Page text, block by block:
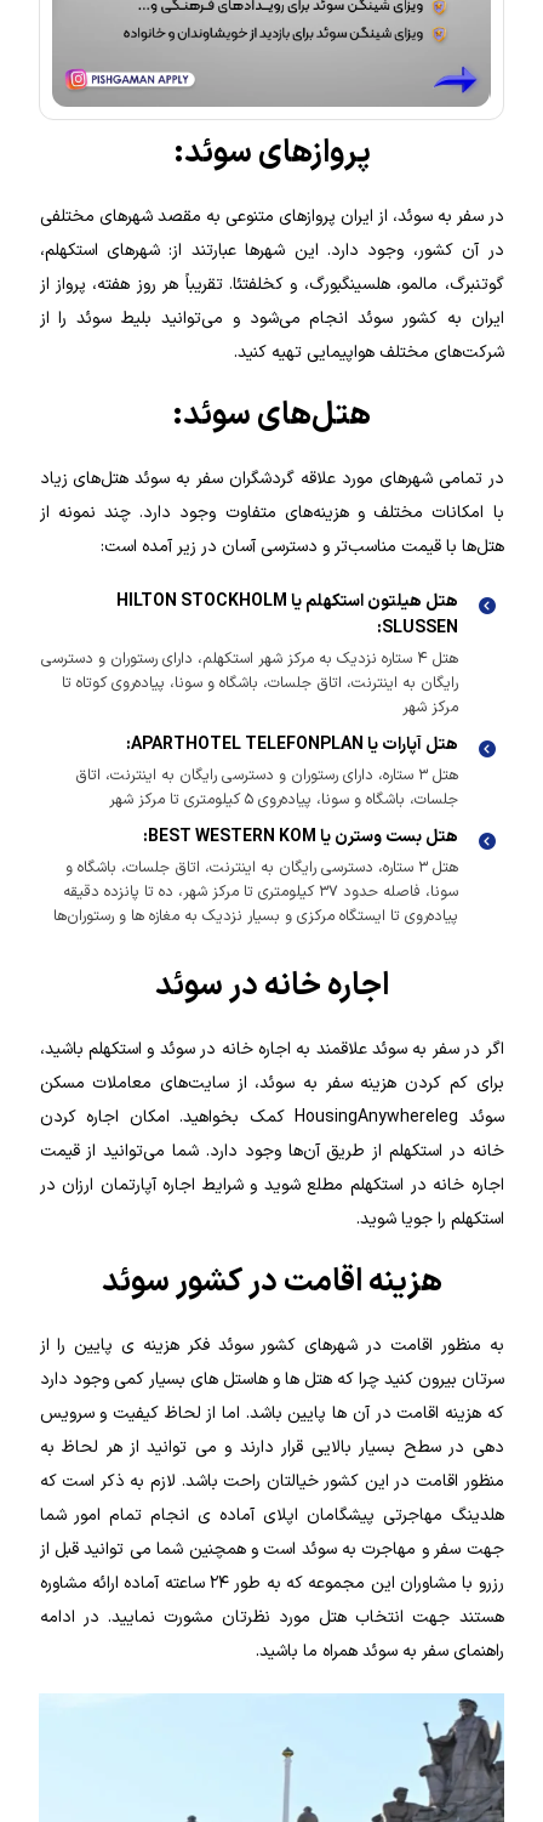
پروازهای سوئد:
در سفر به سوئد، از ایران پروازهای متنوعی به مقصد شهرهای مختلفی
در آن کشور، وجود دارد. این شهرها عبارتند از: شهرهای استکهلم،
گوتنبرگ، مالمو، هلسینگبورگ، و کخلفتئا. تقریباً هر روز هفته، پرواز از
ایران به کشور سوئد انجام می‌شود و می‌توانید بلیط سوئد را از
شرکت‌های مختلف هواپیمایی تهیه کنید.
هتل‌های سوئد:
در تمامی شهرهای مورد علاقه گردشگران سفر به سوئد هتل‌های زیاد
با امکانات مختلف و هزینه‌های متفاوت وجود دارد. چند نمونه از
هتل‌ها با قیمت مناسب‌تر و دسترسی آسان در زیر آمده است:
هتل هیلتون استکهلم یا HILTON STOCKHOLM
SLUSSEN:
هتل ۴ ستاره نزدیک به مرکز شهر استکهلم، دارای رستوران و دسترسی
رایگان به اینترنت، اتاق جلسات، باشگاه و سونا، پیاده‌روی کوتاه تا
مرکز شهر
هتل آپارات یا APARTHOTEL TELEFONPLAN:
هتل ۳ ستاره، دارای رستوران و دسترسی رایگان به اینترنت، اتاق
جلسات، باشگاه و سونا، پیاده‌روی ۵ کیلومتری تا مرکز شهر
هتل بست وسترن یا BEST WESTERN KOM:
هتل ۳ ستاره، دسترسی رایگان به اینترنت، اتاق جلسات، باشگاه و
سونا، فاصله حدود ۳۷ کیلومتری تا مرکز شهر، ده تا پانزده دقیقه
پیاده‌روی تا ایستگاه مرکزی و بسیار نزدیک به مغازه‌ ها و رستوران‌ها
اجاره خانه در سوئد
اگر در سفر به سوئد علاقمند به اجاره خانه در سوئد و استکهلم باشید،
برای کم کردن هزینه سفر به سوئد، از سایت‌­های معاملات مسکن
سوئد HousingAnywhereleg کمک بخواهید. امکان اجاره کردن
خانه در استکهلم از طریق آن‌ها وجود دارد. شما می‌توانید از قیمت
اجاره خانه در استکهلم مطلع شوید و شرایط اجاره آپارتمان ارزان در
استکهلم را جویا شوید.
هزینه اقامت در کشور سوئد
به منظور اقامت در شهرهای کشور سوئد فکر هزینه ی پایین را از
سرتان بیرون کنید چرا که هتل ها و هاستل های بسیار کمی وجود دارد
که هزینه اقامت در آن ها پایین باشد. اما از لحاظ کیفیت و سرویس
دهی در سطح بسیار بالایی قرار دارند و می توانید از هر لحاظ به
منظور اقامت در این کشور خیالتان راحت باشد. لازم به ذکر است که
هلدینگ مهاجرتی پیشگامان اپلای آماده ی انجام تمام امور شما
جهت سفر و مهاجرت به سوئد است و همچنین شما می توانید قبل از
رزرو با مشاوران این مجموعه که به طور ۲۴ ساعته آماده ارائه مشاوره
هستند جهت انتخاب هتل مورد نظرتان مشورت نمایید. در ادامه
راهنمای سفر به سوئد همراه ما باشید.